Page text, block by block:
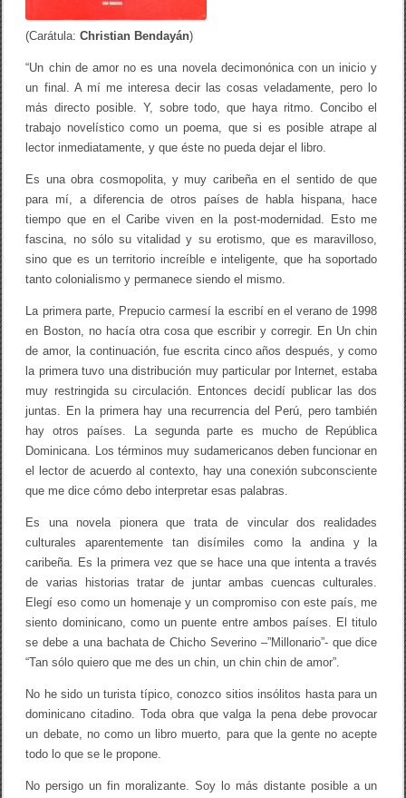
t
”
/
C
a
e
n
t
r
i
s
)
(Carátula:Christian Bendayán)
“Un chin de amor no es una novela decimonónica con un inicio y
un final. A mí me interesa decir las cosas veladamente, pero lo
más directo posible. Y, sobre todo, que haya ritmo. Concibo el
trabajo novelístico como un poema, que si es posible atrape al
lector inmediatamente, y que éste no pueda dejar el libro.
Es una obra cosmopolita, y muy caribeña en el sentido de que
para mí, a diferencia de otros países de habla hispana, hace
tiempo que en el Caribe viven en la post-modernidad. Esto me
fascina, no sólo su vitalidad y su erotismo, que es maravilloso,
sino que es un territorio increíble e inteligente, que ha soportado
tanto colonialismo y permanece siendo el mismo.
La primera parte, Prepucio carmesí la escribí en el verano de 1998
en Boston, no hacía otra cosa que escribir y corregir. En Un chin
de amor, la continuación, fue escrita cinco años después, y como
la primera tuvo una distribución muy particular por Internet, estaba
muy restringida su circulación. Entonces decidí publicar las dos
juntas. En la primera hay una recurrencia del Perú, pero también
hay otros países. La segunda parte es mucho de República
Dominicana. Los términos muy sudamericanos deben funcionar en
el lector de acuerdo al contexto, hay una conexión subconsciente
que me dice cómo debo interpretar esas palabras.
Es una novela pionera que trata de vincular dos realidades
culturales aparentemente tan disímiles como la andina y la
caribeña. Es la primera vez que se hace una que intenta a través
de varias historias tratar de juntar ambas cuencas culturales.
Elegí eso como un homenaje y un compromiso con este país, me
siento dominicano, como un puente entre ambos países. El titulo
se debe a una bachata de Chicho Severino –”Millonario”- que dice
“Tan sólo quiero que me des un chin, un chin chin de amor”.
No he sido un turista típico, conozco sitios insólitos hasta para un
dominicano citadino. Toda obra que valga la pena debe provocar
un debate, no como un libro muerto, para que la gente no acepte
todo lo que se le propone.
No persigo un fin moralizante. Soy lo más distante posible a un